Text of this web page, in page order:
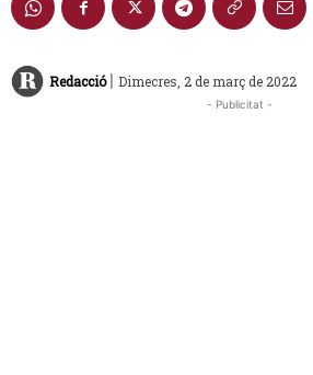
Redacció | Dimecres, 2 de març de 2022
- Publicitat -